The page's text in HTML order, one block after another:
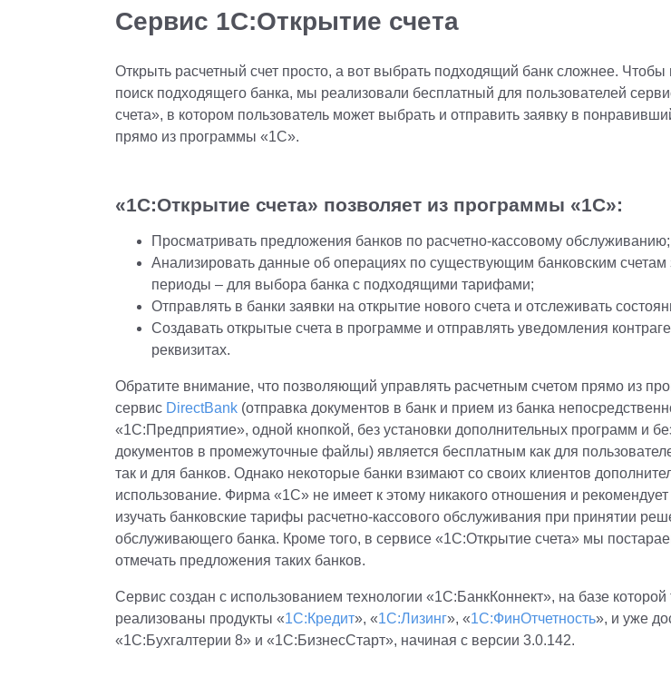
Сервис 1С:Открытие счета
Открыть расчетный счет просто, а вот выбрать подходящий банк сложнее. Чтобы
поиск подходящего банка, мы реализовали бесплатный для пользователей
счета», в котором пользователь может выбрать и отправить заявку в
прямо из программы «1С».
«1С:Открытие счета» позволяет из программы «1С»:
Просматривать предложения банков по расчетно-кассовому обслуживанию;
Анализировать данные об операциях по существующим банковским
периоды – для выбора банка с подходящими тарифами;
Отправлять в банки заявки на открытие нового счета и отслеживать
Создавать открытые счета в программе и отправлять уведомления
реквизитах.
Обратите внимание, что позволяющий управлять расчетным счетом прямо из
сервис DirectBank (отправка документов в банк и прием из банка
«1С:Предприятие», одной кнопкой, без установки дополнительных программ и
документов в промежуточные файлы) является бесплатным как для
так и для банков. Однако некоторые банки взимают со своих клиентов
использование. Фирма «1С» не имеет к этому никакого отношения и
изучать банковские тарифы расчетно-кассового обслуживания при принятии
обслуживающего банка. Кроме того, в сервисе «1С:Открытие счета» мы
отмечать предложения таких банков.
Сервис создан с использованием технологии «1С:БанкКоннект», на базе которой
реализованы продукты «1С:Кредит», «1С:Лизинг», «1С:ФинОтчетность», и уже
«1С:Бухгалтерии 8» и «1С:БизнесСтарт», начиная с версии 3.0.142.